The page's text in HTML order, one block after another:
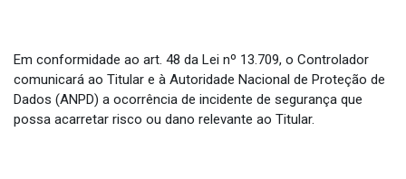
Em conformidade ao art. 48 da Lei nº 13.709, o Controlador
comunicará ao Titular e à Autoridade Nacional de Proteção de
Dados (ANPD) a ocorrência de incidente de segurança que
possa acarretar risco ou dano relevante ao Titular.